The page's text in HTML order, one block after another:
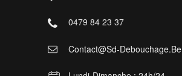
0479 84 23 37
Contact@sd-Debouchage.be